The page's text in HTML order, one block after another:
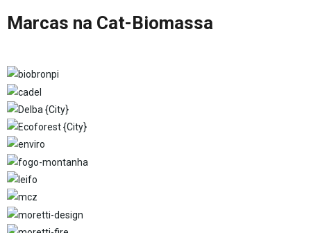
Marcas na Cat-Biomassa